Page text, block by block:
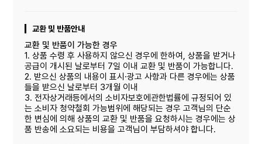
교환 및 반품안내
교환 및 반품이 가능한 경우
1. 상품 수령 후 사용하지 않으신 경우에 한하여, 상품을 받거나
공급이 개시된 날로부터 7일 이내 교환 및 반품이 가능합니다.
2. 받으신 상품의 내용이 표시·광고 사항과 다른 경우에는 상품
들을 받으신 날로부터 3개월 이내
3. 전자상거래등에서의 소비자보호에관한법률에 규정되어 있
는 소비자 청약철회 가능범위에 해당되는 경우 고객님의 단순
한 변심에 의해 상품의 교환 및 반품을 요청하시는 경우에는 상
품 반송에 소요되는 비용을 고객님이 부담하셔야 합니다.